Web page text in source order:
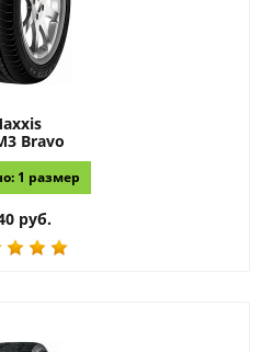
Bravo
1 размер
руб.